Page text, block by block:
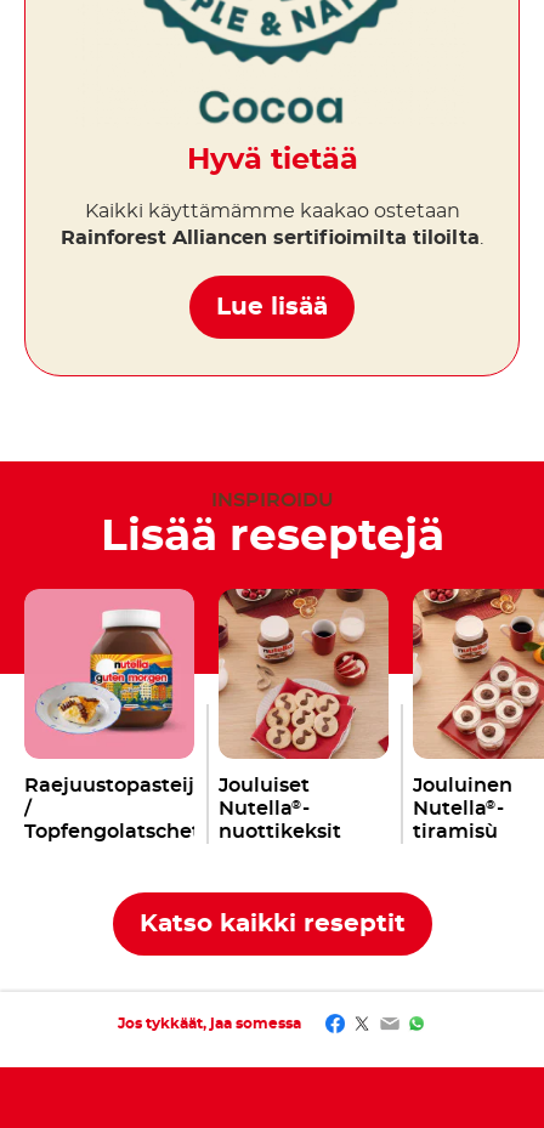
Hyvä tietää
Kaikki käyttämämme kaakao ostetaan
Rainforest Alliancen sertifioimilta tiloilta
Lue lisää
INSPIROIDU
Lisää reseptejä
Raejuustopasteijat
/
Topfengolatschet
Jouluiset
Nutella®-
nuottikeksit
Jouluinen
Nutella®-
tiramisù
Katso kaikki reseptit
Jos tykkäät, jaa somessa Facebook
Twitter
EmailWhatsApp